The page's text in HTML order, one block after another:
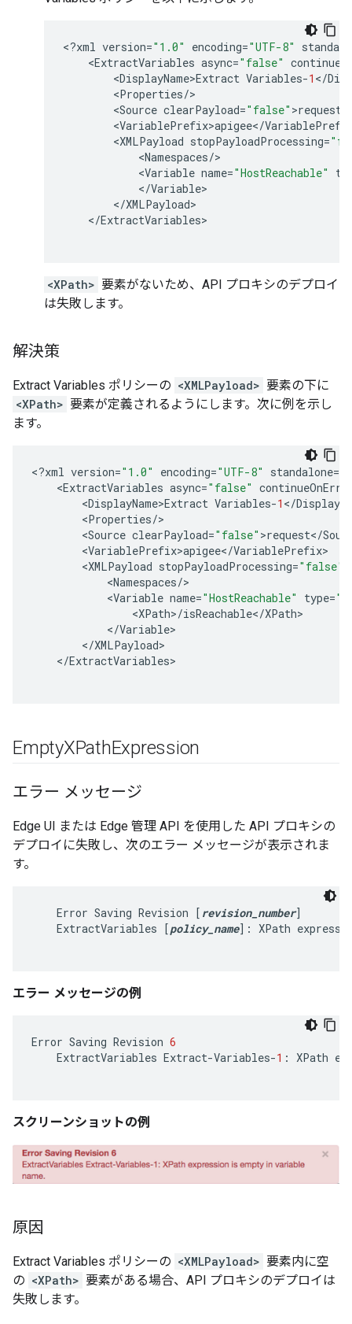
<?xml version="1.0" encoding="UTF-8"
<ExtractVariables async="false"
<DisplayName>Extract Variables-1 </
<Properties/
<Source clearPayload="false" >request
<VariablePrefix>apigee</
<XMLPayload stopPayloadProcessing=
<Namespaces/
<Variable name="HostReachable"
</Variable
</XMLPayload
</ExtractVariables
<XPath> 要素がないため、API プロキシのデプロイ
は失敗します。
解決策
Extract Variables ポリシーの <XMLPayload> 要素の下に
<XPath> 要素が定義されるようにします。次に例を示し
ます。
<?xml version="1.0" encoding="UTF-8" standalone=
<ExtractVariables async="false"
<DisplayName>Extract Variables-1 </
<Properties/
<Source clearPayload="false" >request</
<VariablePrefix>apigee</VariablePrefix
<XMLPayload stopPayloadProcessing="false"
<Namespaces/
<Variable name="HostReachable" type=
<XPath>/isReachable</XPath
</Variable
</XMLPayload
</ExtractVariables
EmptyXPathExpression
エラー メッセージ
Edge UI または Edge 管理 API を使用した API プロキシの
デプロイに失敗し、次のエラー メッセージが表示されま
す。
    Error Saving Revision [
revision_number]
    ExtractVariables [
policy_name]: XPath
エラー メッセージの例
Error Saving Revision 6
ExtractVariables Extract-Variables-1 : XPath
スクリーンショットの例
原因
Extract Variables ポリシーの <XMLPayload> 要素内に空
の <XPath> 要素がある場合、API プロキシのデプロイは
失敗します。